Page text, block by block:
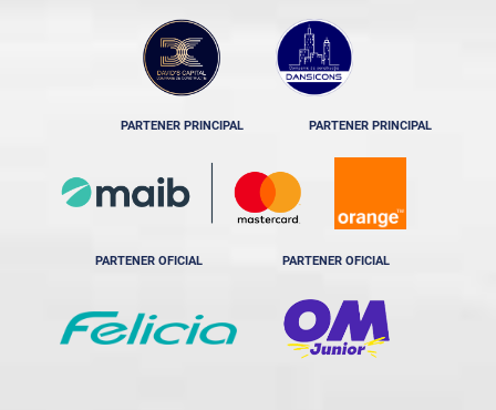
PARTENER PRINCIPAL PARTENER PRINCIPAL
PARTENER OFICIAL PARTENER OFICIAL